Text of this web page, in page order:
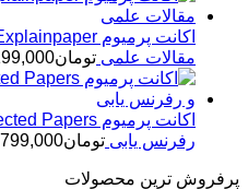
مقالات علمی تومان
رفرنس یابی تومان799,000
پرفروش ترین محصولات